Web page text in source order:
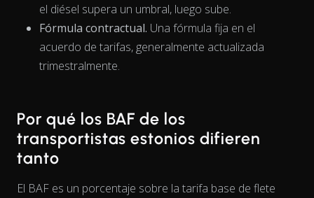
el diésel supera un umbral, luego sube.
Fórmula contractual. Una fórmula fija en el
acuerdo de tarifas, generalmente actualizada
trimestralmente.
Por qué los BAF de los
transportistas estonios difieren
tanto
El BAF es un porcentaje sobre la tarifa base de flete